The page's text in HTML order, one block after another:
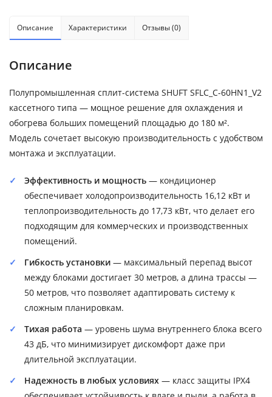
Описание Характеристики Отзывы (0)
Описание
Полупромышленная сплит-система SHUFT SFLC_C-60HN1_V2
кассетного типа — мощное решение для охлаждения и
обогрева больших помещений площадью до 180 м².
Модель сочетает высокую производительность с удобством
монтажа и эксплуатации.
Эффективность и мощность — кондиционер
обеспечивает холодопроизводительность 16,12 кВт и
теплопроизводительность до 17,73 кВт, что делает его
подходящим для коммерческих и производственных
помещений.
Гибкость установки — максимальный перепад высот
между блоками достигает 30 метров, а длина трассы —
50 метров, что позволяет адаптировать систему к
сложным планировкам.
Тихая работа — уровень шума внутреннего блока всего
43 дБ, что минимизирует дискомфорт даже при
длительной эксплуатации.
Надежность в любых условиях — класс защиты IPX4